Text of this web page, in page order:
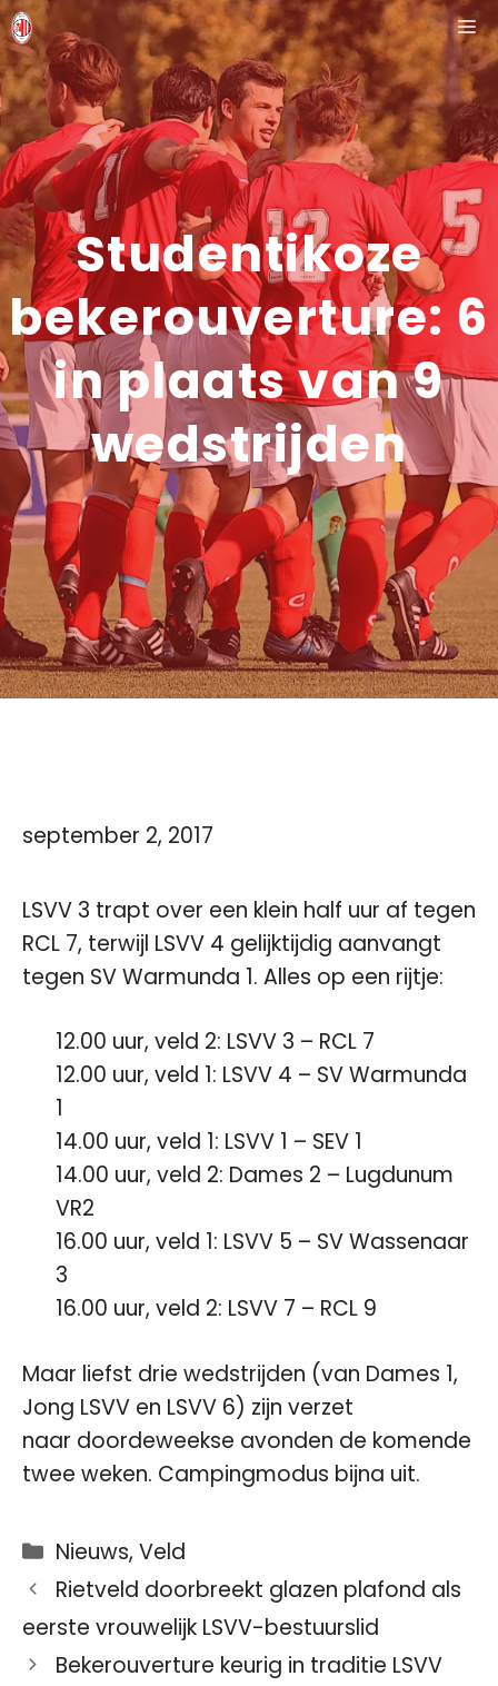
Ga
naar
de
inhoud
Studentikoze
bekerouverture: 6
in plaats van 9
wedstrijden
september 2, 2017
LSVV 3 trapt over een klein half uur af tegen
RCL 7, terwijl LSVV 4 gelijktijdig aanvangt
tegen SV Warmunda 1. Alles op een rijtje:
12.00 uur, veld 2: LSVV 3 – RCL 7
12.00 uur, veld 1: LSVV 4 – SV Warmunda
1
14.00 uur, veld 1: LSVV 1 – SEV 1
14.00 uur, veld 2: Dames 2 – Lugdunum
VR2
16.00 uur, veld 1: LSVV 5 – SV Wassenaar
3
16.00 uur, veld 2: LSVV 7 – RCL 9
Maar liefst drie wedstrijden (van Dames 1,
Jong LSVV en LSVV 6) zijn verzet
naar doordeweekse avonden de komende
twee weken. Campingmodus bijna uit.
Categorieën
Nieuws,Veld
Rietveld doorbreekt glazen plafond als
eerste vrouwelijk LSVV-bestuurslid
Bekerouverture keurig in traditie LSVV